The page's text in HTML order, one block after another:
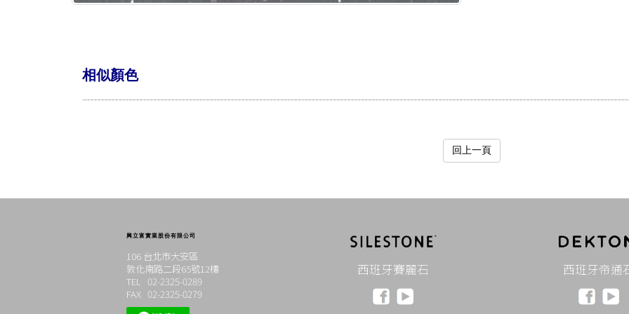
相似顏色
回上一頁
興立富實業股份有限公司
106 台北市大安區
敦化南路二段65號12樓
TEL 02-2325-0289
FAX 02-2325-0279
西班牙賽麗石 西班牙帝通